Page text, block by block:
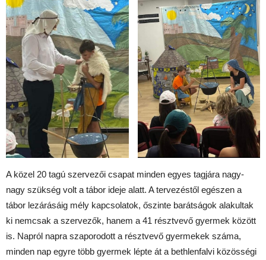
A közel 20 tagú szervezői csapat minden egyes tagjára nagy-
nagy szükség volt a tábor ideje alatt. A tervezéstől egészen a
tábor lezárásáig mély kapcsolatok, őszinte barátságok alakultak
ki nemcsak a szervezők, hanem a 41 résztvevő gyermek között
is. Napról napra szaporodott a résztvevő gyermekek száma,
minden nap egyre több gyermek lépte át a bethlenfalvi közösségi